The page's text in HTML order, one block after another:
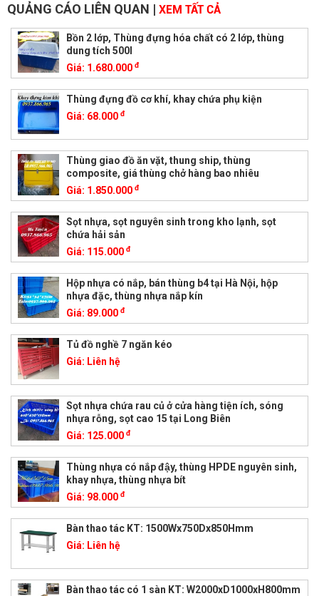
QUẢNG CÁO LIÊN QUAN | XEM TẤT CẢ
Bồn 2 lớp, Thùng đựng hóa chất có 2 lớp, thùng
dung tích 500l
Giá: 1.680.000 đ
Thùng đựng đồ cơ khí, khay chứa phụ kiện
Giá: 68.000 đ
Thùng giao đồ ăn vặt, thung ship, thùng
composite, giá thùng chở hàng bao nhiêu
Giá: 1.850.000 đ
Sọt nhựa, sọt nguyên sinh trong kho lạnh, sọt
chứa hải sản
Giá: 115.000 đ
Hộp nhựa có nắp, bán thùng b4 tại Hà Nội, hộp
nhựa đặc, thùng nhựa nắp kín
Giá: 89.000 đ
Tủ đồ nghề 7 ngăn kéo
Giá: Liên hệ
Sọt nhựa chứa rau củ ở cửa hàng tiện ích, sóng
nhựa rỗng, sọt cao 15 tại Long Biên
Giá: 125.000 đ
Thùng nhựa có nắp đậy, thùng HPDE nguyên sinh,
khay nhựa, thùng nhựa bít
Giá: 98.000 đ
Bàn thao tác KT: 1500Wx750Dx850Hmm
Giá: Liên hệ
Bàn thao tác có 1 sàn KT: W2000xD1000xH800mm